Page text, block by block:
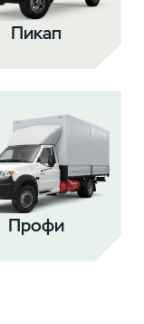
Пикап
Профи